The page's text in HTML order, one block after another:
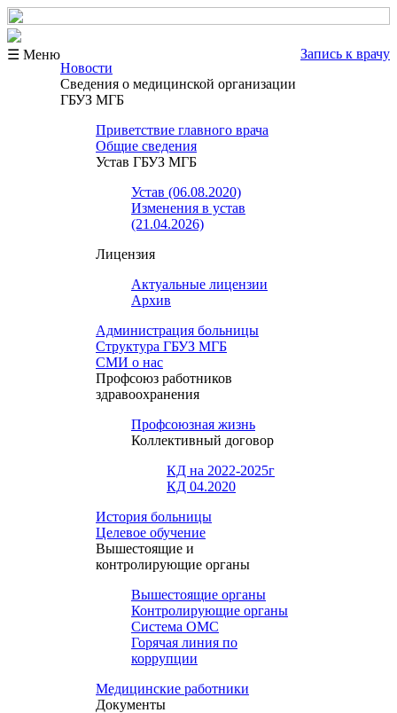
☰ Меню
Запись к врачу
Новости
Сведения о медицинской организации
ГБУЗ МГБ
Приветствие главного врача
Общие сведения
Устав ГБУЗ МГБ
Устав (06.08.2020)
Изменения в устав
(21.04.2026)
Лицензия
Актуальные лицензии
Архив
Администрация больницы
Структура ГБУЗ МГБ
СМИ о нас
Профсоюз работников
здравоохранения
Профсоюзная жизнь
Коллективный договор
КД на 2022-2025г
КД 04.2020
История больницы
Целевое обучение
Вышестоящие и
контролирующие органы
Вышестоящие органы
Контролирующие органы
Система ОМС
Горячая линия по
коррупции
Медицинские работники
Документы